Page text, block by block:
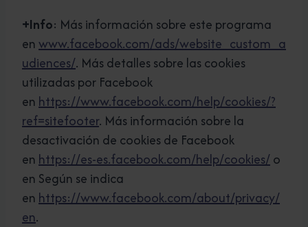
+Info: Más información sobre este programa
enwww.facebook.com/ads/website_custom_a
udiences/. Más detalles sobre las cookies
utilizadas por Facebook
en https://www.facebook.com/help/cookies/?
ref=sitefooter. Más información sobre la
desactivación de cookies de Facebook
en https://es-es.facebook.com/help/cookies/o
en Según se indica
en https://www.facebook.com/about/privacy/
en.